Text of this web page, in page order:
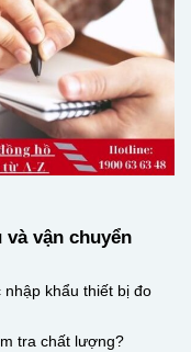
và vận chuyển
khẩu thiết bị đo
tra chất lượng?